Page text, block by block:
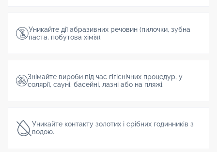
Уникайте дії абразивних речовин (пилочки, зубна
паста, побутова хімія).
Знімайте вироби під час гігієнічних процедур, у
солярії, сауні, басейні, лазні або на пляжі.
Уникайте контакту золотих і срібних годинників з
водою.